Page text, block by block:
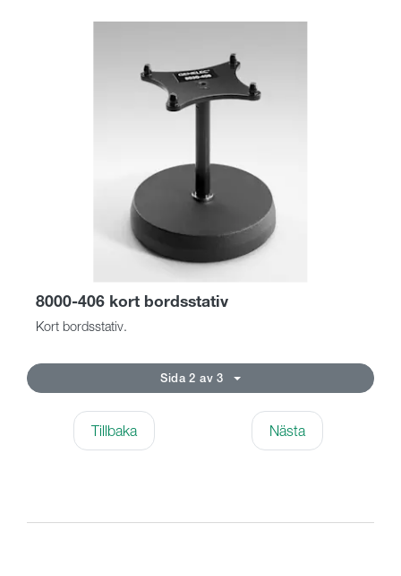
8000-406 kort bordsstativ
Kort bordsstativ.
Sida 2 av 3
Tillbaka Nästa